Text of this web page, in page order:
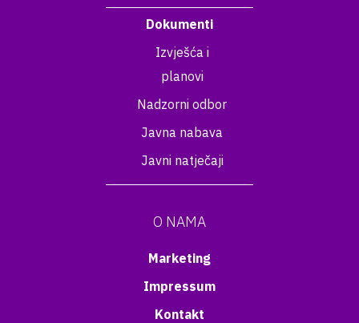
Dokumenti
Izvješća i
planovi
Nadzorni odbor
Javna nabava
Javni natječaji
O NAMA
Marketing
Impressum
Kontakt